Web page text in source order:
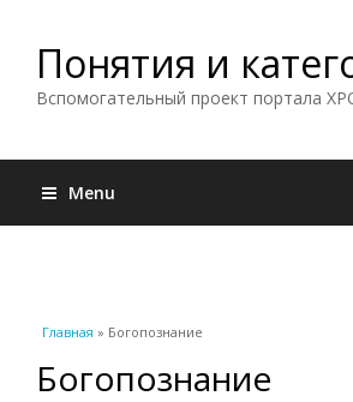
Понятия и
Вспомогательный проект портала
Menu
Вы здесь
Главная » Богопознание
Богопознание